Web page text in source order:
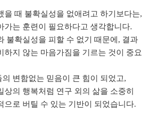
을 때 불확실성을 없애려고 하기보다는,
가는 훈련이 필요하다고 생각합니다.
불확실성을 피할 수 없기 때문에 , 결과
하지 않는 마음가짐을 기르는 것이 중요
변함없는 믿음이 큰 힘이 되었고,
상의 행복처럼 연구 외의 삶을 소중히
으로 버틸 수 있는 기반이 되었습니다.